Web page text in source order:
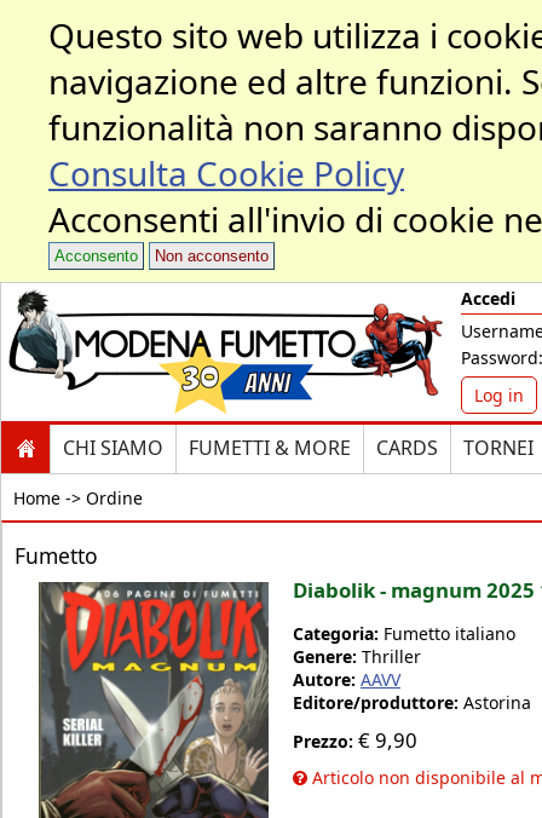
Questo sito web utilizza i
navigazione ed altre funzioni.
funzionalità non saranno
Consulta Cookie Policy
Acconsenti all'invio di cookie
Acconsento Non acconsento
Accedi
Password:
Log in
CHI SIAMO FUMETTI & MORE CARDS TORNEI
Home -> Ordine
Fumetto
Diabolik - magnum 2025
Categoria: Fumetto italiano
Genere: Thriller
Autore: AAVV
Editore/produttore: Astorina
Prezzo: €9,90
Articolo non disponibile al